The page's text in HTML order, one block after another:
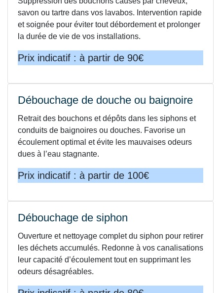
savon ou tartre dans vos lavabos. Intervention rapide
et soignée pour éviter tout débordement et prolonger
la durée de vie de vos installations.
Prix indicatif : à partir de 90€
Débouchage de douche ou baignoire
Retrait des bouchons et dépôts dans les siphons et
conduits de baignoires ou douches. Favorise un
écoulement optimal et évite les mauvaises odeurs
dues à l’eau stagnante.
Prix indicatif : à partir de 100€
Débouchage de siphon
Ouverture et nettoyage complet du siphon pour retirer
les déchets accumulés. Redonne à vos canalisations
leur capacité d’écoulement tout en supprimant les
odeurs désagréables.